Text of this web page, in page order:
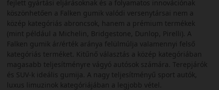
fejlett gyártási eljárásoknak és a folyamatos innovációnak
köszönhetően a Falken gumik valódi versenytársai nem a
közép kategóriás abroncsok, hanem a prémium termékek
(mint például a Michelin, Bridgestone, Dunlop, Pirelli). A
Falken gumik ár/érték aránya felülmúlja valamennyi felső
kategóriás terméket. Kitűnő választás a közép kategóriában
magasabb teljesítményre vágyó autósok számára. Terepjárók
és SUV-k ideális gumija. A nagy teljesítményű sport autók,
luxus limuzinok kategóriájában a legjobb vétel.